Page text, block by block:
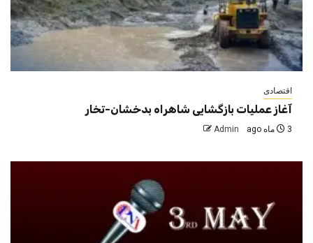
اقتصادی
آغاز عملیات بازگشایی شاهراه بدخشان-تخار
3 ماه ago Admin